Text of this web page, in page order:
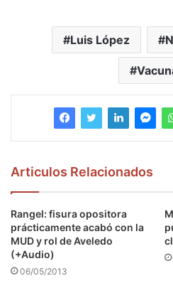
Luis López
Articulos Relacionados
Rangel: fisura opositora
prácticamente acabó con la
MUD y rol de Aveledo
(+Audio)
06/05/2013